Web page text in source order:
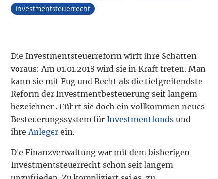
Investmentsteuerrecht
Die Investmentsteuerreform wirft ihre Schatten
voraus: Am 01.01.2018 wird sie in Kraft treten. Man
kann sie mit Fug und Recht als die tiefgreifendste
Reform der Investmentbesteuerung seit langem
bezeichnen. Führt sie doch ein vollkommen neues
Besteuerungssystem fürInvestmentfonds und
ihre Anleger ein.
Die Finanzverwaltung war mit dem bisherigen
Investmentsteuerrecht schon seit langem